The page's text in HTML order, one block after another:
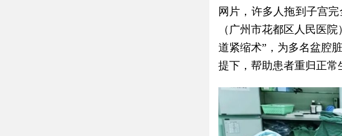
网片，许多人拖到子宫
（广州市花都区人民医
道紧缩术”，为多名盆腔
提下，帮助患者重归正常